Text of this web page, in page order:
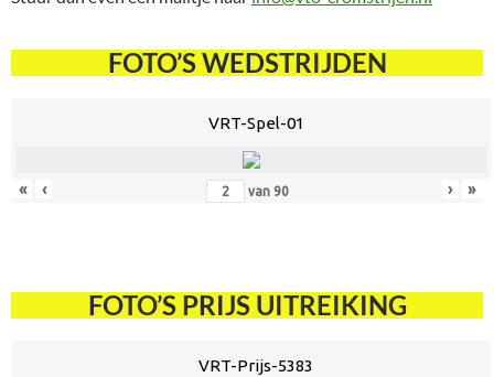
FOTO’S WEDSTRIJDEN
VRT-Spel-01
« ‹ van 90 › »
FOTO’S PRIJS UITREIKING
VRT-Prijs-5383